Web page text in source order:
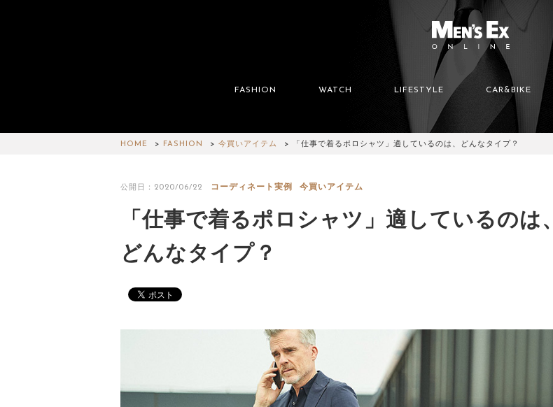
FASHION WATCH LIFESTYLE CAR&BIKE
HOME FASHION 今買いアイテム 「仕事で着るポロシャツ」適しているのは、どんなタイプ？
公開日：2020/06/22 コーディネート実例 今買いアイテム
「仕事で着るポロシャツ」適しているのは、
どんなタイプ？